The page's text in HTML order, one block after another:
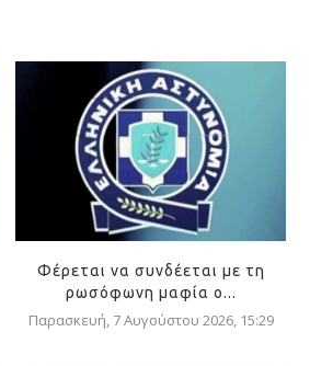
Φέρεται να συνδέεται με τη
ρωσόφωνη μαφία ο...
Παρασκευή, 7 Αυγούστου 2026, 15:29